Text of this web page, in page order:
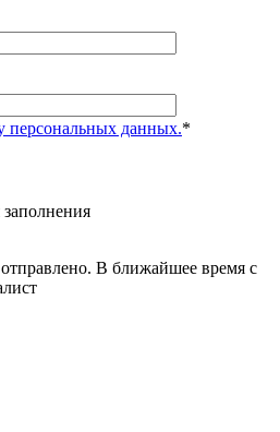
персональных данных.*
В ближайшее время с